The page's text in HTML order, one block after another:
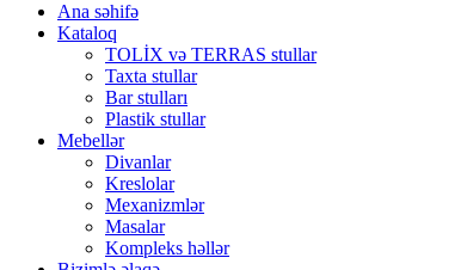
Ana səhifə
Kataloq
TOLİX və TERRAS stullar
Taxta stullar
Bar stulları
Plastik stullar
Mebellər
Divanlar
Kreslolar
Mexanizmlər
Masalar
Kompleks həllər